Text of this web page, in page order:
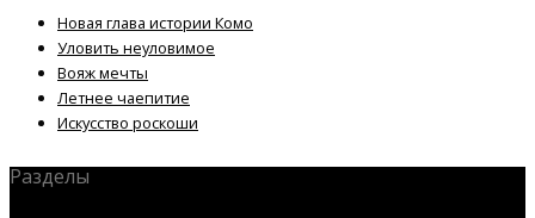
Новая глава истории Комо
Уловить неуловимое
Вояж мечты
Летнее чаепитие
Искусство роскоши
Разделы